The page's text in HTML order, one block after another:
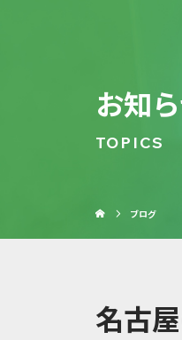
お知
TOPICS
ブログ
名古